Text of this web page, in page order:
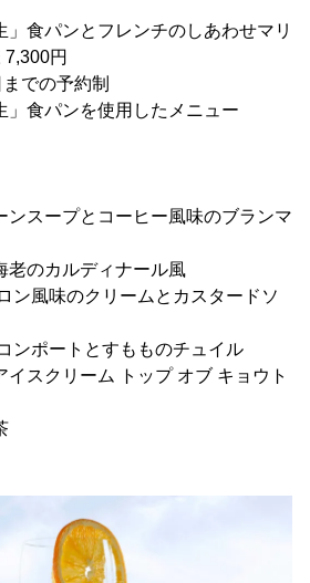
」食パンとフレンチのしあわせマリ
円
での予約制
食パンを使用したメニュー
ンスープとコーヒー風味のブランマ
のカルディナール風
ン風味のクリームとカスタードソ
ンポートとすもものチュイル
スクリーム トップ オブ キョウト